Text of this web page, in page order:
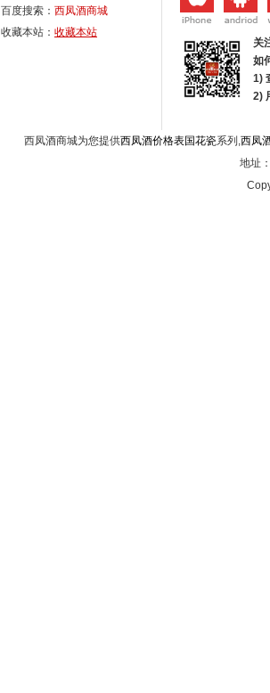
百度搜索： 西凤酒商城
收藏本站： 收藏本站
关
如
1)
2)
西凤酒商城为您提供西凤酒价格表国花瓷系列, 西凤
地址